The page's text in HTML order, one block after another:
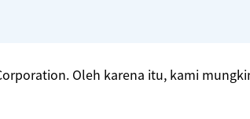
Oleh karena itu, kami